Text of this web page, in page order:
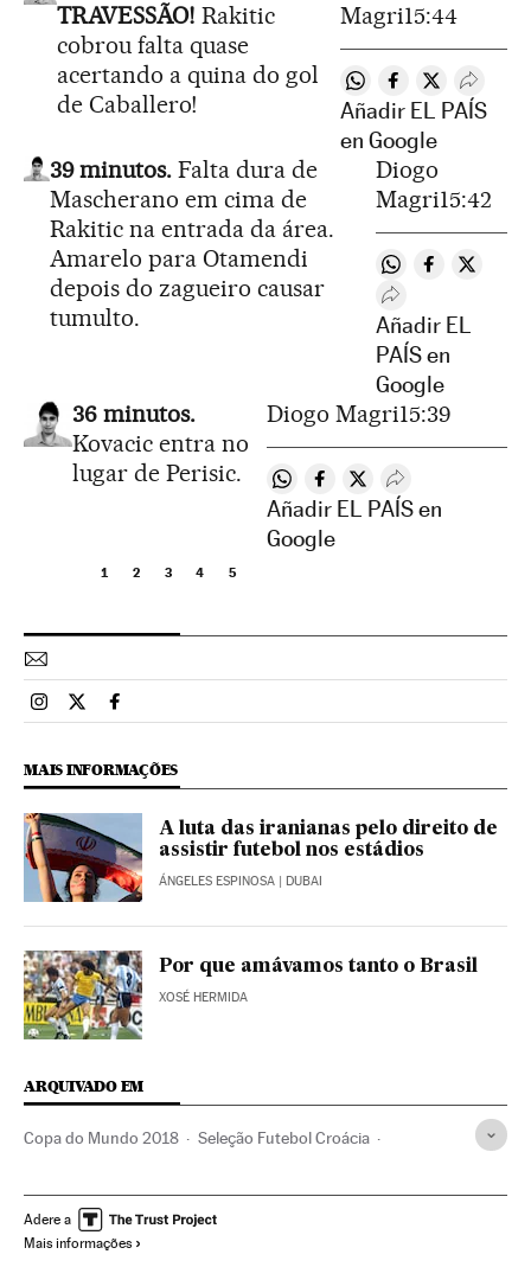
TRAVESSÃO! Rakitic
cobrou falta quase
acertando a quina do gol
de Caballero!
Magri15:44
Compartir en
Compartir en
Compartir
Añadir EL PAÍS
en Google
39 minutos. Falta dura de
Mascherano em cima de
Rakitic na entrada da área.
Amarelo para Otamendi
depois do zagueiro causar
tumulto.
Diogo
Magri15:42
Compartir en
Compartir
Desplegar
Añadir EL
PAÍS en
Google
36 minutos.
Kovacic entra no
lugar de Perisic.
Diogo Magri15:39
Compartir en Whatsapp
Compartir en Facebook
Compartir en Twitter
Desplegar
Añadir EL PAÍS en
Google
1 2 3 4 5
Esportes El País Brasil en Instagram
Esportes El País Brasil en Twitter
Esportes El País Brasil en Facebook
MAIS INFORMAÇÕES
A luta das iranianas pelo direito de
assistir futebol nos estádios
ÁNGELES ESPINOSA | DUBAI
Por que amávamos tanto o Brasil
XOSÉ HERMIDA
ARQUIVADO EM
Copa do Mundo 2018 Seleção Futebol Croácia
Paulo Dybala Ante Rebić
Copa do Mundo Futebol
Adere a
Mais informações